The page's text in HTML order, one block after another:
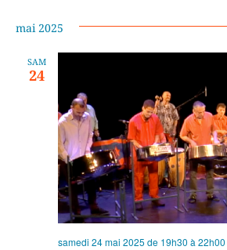
mai 2025
SAM
24
samedi 24 mai 2025 de 19h30 à 22h00